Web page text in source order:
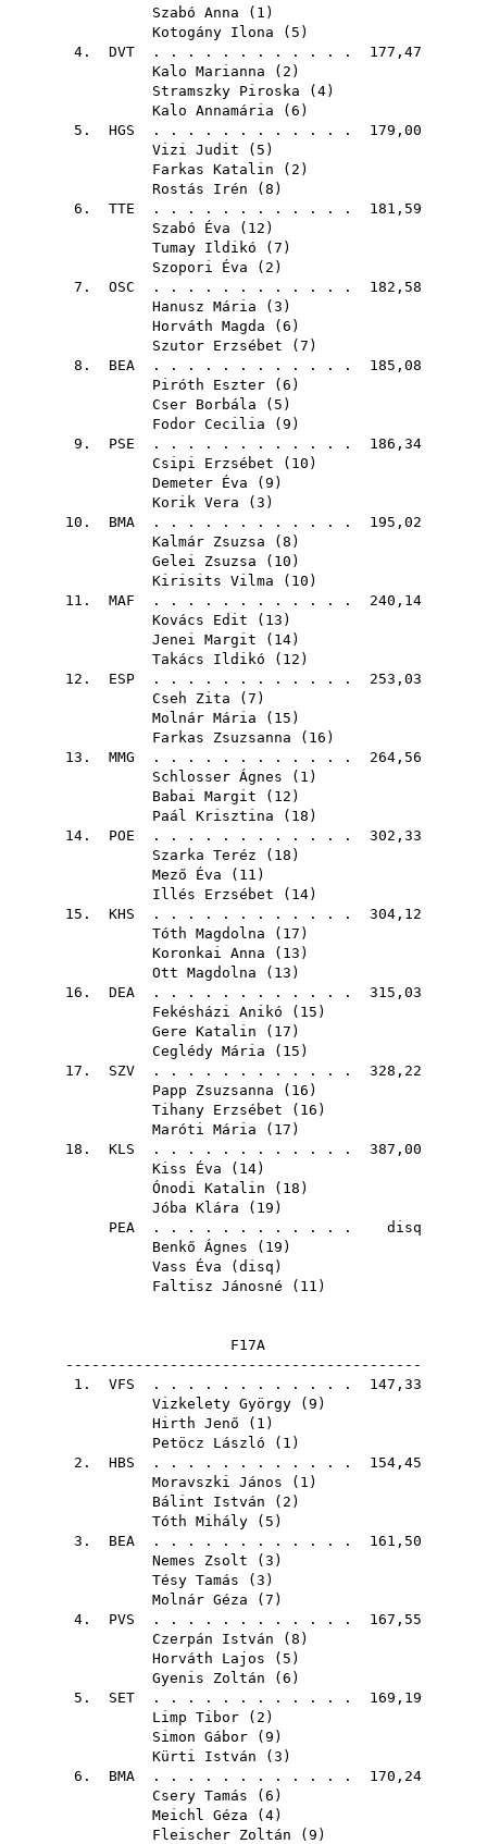
Szabó Anna ( 1 )
Kotogány Ilona ( 5 )
4. DVT . . . . . . . . . . . . 177,47
Kalo Marianna ( 2 )
Stramszky Piroska ( 4)
Kalo Annamária ( 6 )
5. HGS . . . . . . . . . . . . 179,00
Vizi Judit ( 5 )
Farkas Katalin ( 2 )
Rostás Irén ( 8 )
6. TTE . . . . . . . . . . . . 181,59
Szabó Éva ( 12 )
Tumay Ildikó ( 7 )
Szopori Éva ( 2 )
7. OSC . . . . . . . . . . . . 182,58
Hanusz Mária ( 3 )
Horváth Magda ( 6 )
Szutor Erzsébet ( 7 )
8. BEA . . . . . . . . . . . . 185,08
Piróth Eszter ( 6 )
Cser Borbála ( 5 )
Fodor Cecilia ( 9 )
9. PSE . . . . . . . . . . . . 186,34
Csipi Erzsébet ( 10 )
Demeter Éva ( 9 )
Korik Vera ( 3 )
10. BMA . . . . . . . . . . . . 195,02
Kalmár Zsuzsa ( 8 )
Gelei Zsuzsa ( 10 )
Kirisits Vilma ( 10 )
11. MAF . . . . . . . . . . . . 240,14
Kovács Edit ( 13 )
Jenei Margit ( 14)
Takács Ildikó ( 12 )
12. ESP . . . . . . . . . . . . 253,03
Cseh Zita ( 7 )
Molnár Mária ( 15 )
Farkas Zsuzsanna ( 16 )
13. MMG . . . . . . . . . . . . 264,56
Schlosser Ágnes ( 1 )
Babai Margit ( 12 )
Paál Krisztina ( 18 )
14. POE . . . . . . . . . . . . 302,33
Szarka Teréz ( 18 )
Mező Éva ( 11 )
Illés Erzsébet ( 14)
15. KHS . . . . . . . . . . . . 304,12
Tóth Magdolna ( 17 )
Koronkai Anna ( 13 )
Ott Magdolna ( 13 )
16. DEA . . . . . . . . . . . . 315,03
Fekésházi Anikó ( 15 )
Gere Katalin ( 17 )
Ceglédy Mária ( 15 )
17. SZV . . . . . . . . . . . . 328,22
Papp Zsuzsanna ( 16 )
Tihany Erzsébet ( 16 )
Maróti Mária ( 17 )
18. KLS . . . . . . . . . . . . 387,00
Kiss Éva ( 14)
Ónodi Katalin ( 18 )
Jóba Klára ( 19 )
PEA . . . . . . . . . . . . disq
Benkő Ágnes ( 19 )
Vass Éva ( disq )
Faltisz Jánosné ( 11 )
F17A
-----------------------------------------
1. VFS . . . . . . . . . . . . 147,33
Vizkelety György ( 9 )
Hirth Jenő ( 1 )
Petöcz László ( 1 )
2. HBS . . . . . . . . . . . . 154,45
Moravszki János ( 1 )
Bálint István ( 2 )
Tóth Mihály ( 5 )
3. BEA . . . . . . . . . . . . 161,50
Nemes Zsolt ( 3 )
Tésy Tamás ( 3 )
Molnár Géza ( 7 )
4. PVS . . . . . . . . . . . . 167,55
Czerpán István ( 8 )
Horváth Lajos ( 5 )
Gyenis Zoltán ( 6 )
5. SET . . . . . . . . . . . . 169,19
Limp Tibor ( 2 )
Simon Gábor ( 9 )
Kürti István ( 3 )
6. BMA . . . . . . . . . . . . 170,24
Csery Tamás ( 6 )
Meichl Géza ( 4)
Fleischer Zoltán ( 9 )